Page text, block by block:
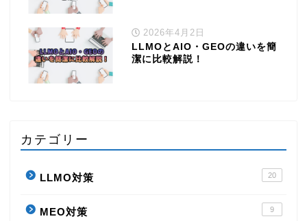
2026年4月2日
LLMOとAIO・GEOの違いを簡
潔に比較解説！
カテゴリー
LLMO対策 20
MEO対策 9